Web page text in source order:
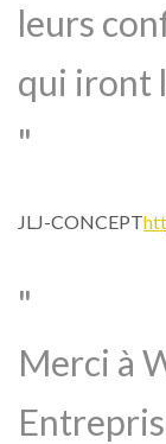
leurs
qui iront
JLJ-CONCEPT
Merci à